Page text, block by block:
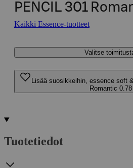
PENCIL 301
Kaikki Essence-tuotteet
Valitse
Lisää suosikkeihin, essence soft
Romantic
Tuotetiedot